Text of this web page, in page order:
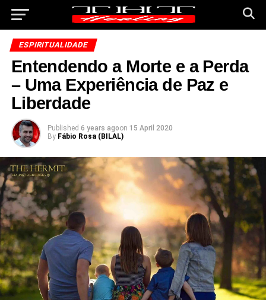
ESPIRITUALIDADE
Entendendo a Morte e a Perda
– Uma Experiência de Paz e
Liberdade
Published 6 years agoon 15 April 2020
By Fábio Rosa (BILAL)